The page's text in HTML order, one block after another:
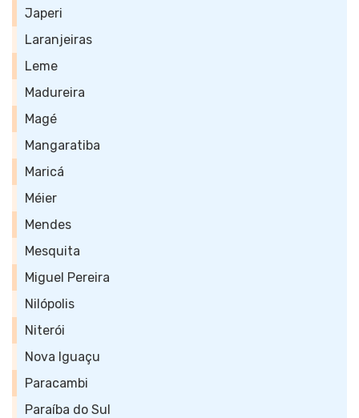
Japeri
Laranjeiras
Leme
Madureira
Magé
Mangaratiba
Maricá
Méier
Mendes
Mesquita
Miguel Pereira
Nilópolis
Niterói
Nova Iguaçu
Paracambi
Paraíba do Sul